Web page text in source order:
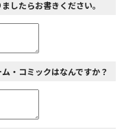
したらお書きください。
・コミックはなんですか？